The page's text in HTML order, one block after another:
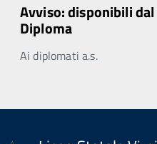
Avviso: disponibili
Diploma
Ai diplomati a.s.